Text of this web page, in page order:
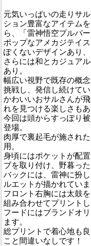
元気いっぱいの走りサ
ション豊富なアイテム
ら、「雷神悟空プルパ
ポップなアメカジテイ
ぽくないデザインあり、
さらには和とカジュア
あり。
幅広い視野で既存の概
挑戦し、発信し続けて
かわいいおサルさんが
れを見つける楽しさもあ
今回は頭からすっぽり
登場。
肉厚で裏起毛が施され
用。
身頃にはポケットが配
ブを取り付け、野暮っ
バックには、雷神に扮
ルエットが描かれていま
フロント右胸には太鼓
組み合わせてプリントし
フードにはブランドオ
ます。
総プリントで着心地も
こと間違いなしです！